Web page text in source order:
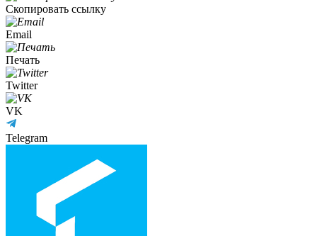
Скопировать ссылку
Email
Печать
Twitter
VK
Telegram